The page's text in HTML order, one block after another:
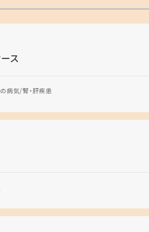
ス
病気 腎・肝疾患